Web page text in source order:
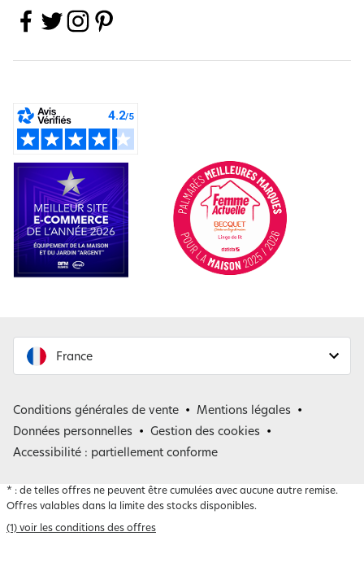
France
Belgique
Conditions générales de vente
Mentions légales
Données personnelles
Gestion des cookies
Accessibilité : partiellement conforme
* : de telles offres ne peuvent être cumulées avec aucune autre remise.
Offres valables dans la limite des stocks disponibles.
(1) voir les conditions des offres